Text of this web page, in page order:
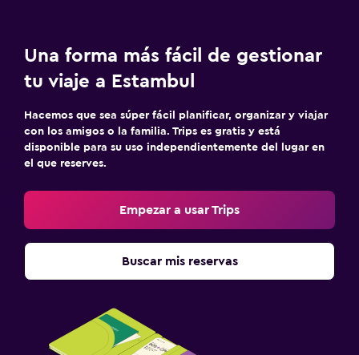
Una forma más fácil de gestionar
tu viaje a Estambul
Hacemos que sea súper fácil planificar, organizar y viajar
con los amigos o la familia. Trips es gratis y está
disponible para su uso independientemente del lugar en
el que reserves.
Empezar a usar Trips
Buscar mis reservas